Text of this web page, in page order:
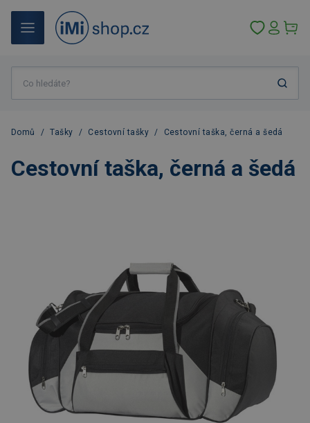
Domů / Tašky / Cestovní tašky / Cestovní taška, černá a šedá
Cestovní taška, černá a šedá